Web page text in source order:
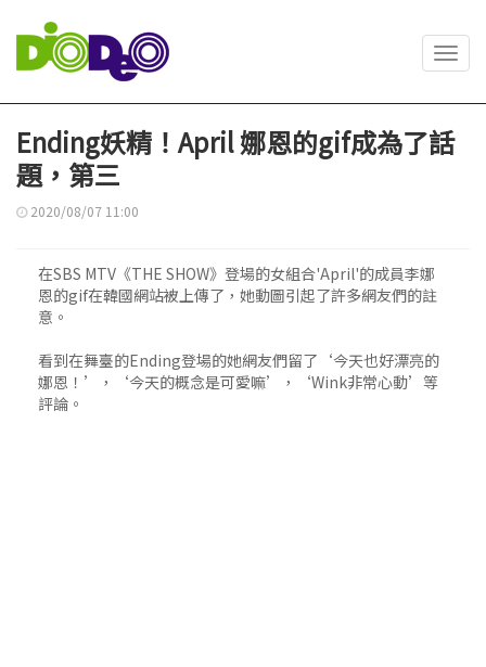
Ending妖精！April 娜恩的gif成為了話
題，第三
2020/08/07 11:00
在SBS MTV《THE SHOW》登場的女組合'April'的成員李娜
恩的gif在韓國網站被上傳了，她動圖引起了許多網友們的註
意。
看到在舞臺的Ending登場的她網友們留了‘今天也好漂亮的
娜恩！’，‘今天的概念是可愛嘛’，‘Wink非常心動’等
評論。